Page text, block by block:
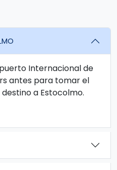
Internacional de
antes para tomar el
a Estocolmo.